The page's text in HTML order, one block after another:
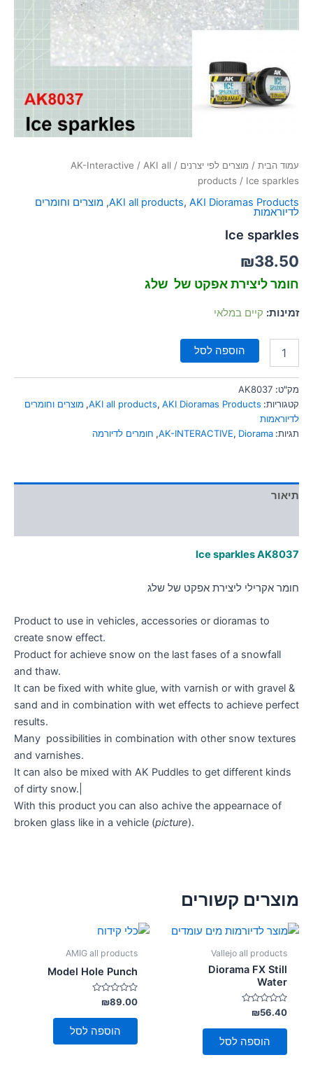
font_download סמן קישורים
לאפס
את
כל
עמוד הבית / מוצרים לפי יצרנים /
AK-Interactive / AKI all
products / Ice sparkles
AKI all products, AKI Dioramas Products
, מוצרים וחומרים
לדיוראמות
Ice sparkles
₪38.50
חומר ליצירת אפקט של שלג
זמינות: קיים במלאי
הוספה לסל
מק"ט: AK8037
קטגוריות:
AKI all products, AKI Dioramas Products
, מוצרים וחומרים
לדיוראמות
תגיות:
AK-INTERACTIVE, Diorama
, חומרים לדיורמה
תיאור
Ice sparklesAK8037
חומר אקרילי ליצירת אפקט של שלג
Product to use in vehicles, accessories or dioramas to
create snow effect.
Product for achieve snow on the last fases of a snowfall
and thaw.
It can be fixed with white glue, with varnish or with gravel &
sand and in combination with wet effects to achieve perfect
results.
Many possibilities in combination with other snow textures
and varnishes.
It can also be mixed with AK Puddles to get different kinds
of dirty snow.|
With this product you can also achive the appearnace of
broken glass like in a vehicle (picture).
מוצרים קשורים
Vallejo all products
Diorama FX Still
Water
דורג
0
מתוך
₪56.40
הוספה לסל
AMIG all products
Model Hole Punch
דורג
0
מתוך
₪89.00
הוספה לסל